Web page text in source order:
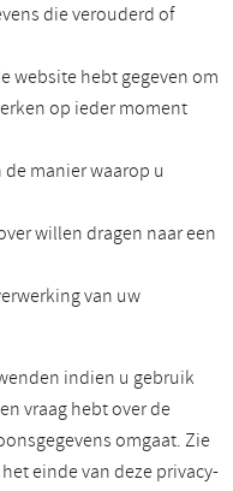
die verouderd of
website hebt gegeven om
op ieder moment
manier waarop u
willen dragen naar een
van uw
indien u gebruik
vraag hebt over de
omgaat. Zie
einde van deze privacy-